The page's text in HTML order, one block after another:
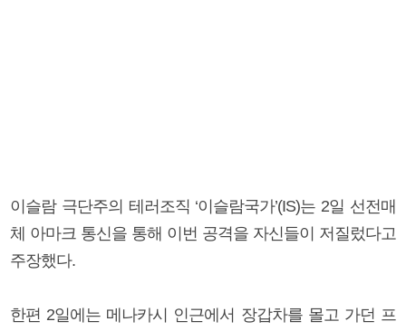
이슬람 극단주의 테러조직 ‘이슬람국가’(IS)는 2일 선전매
체 아마크 통신을 통해 이번 공격을 자신들이 저질렀다고
주장했다.
한편 2일에는 메나카시 인근에서 장갑차를 몰고 가던 프